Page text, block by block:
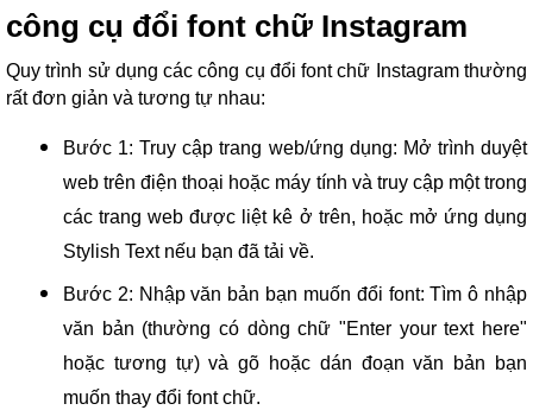
công cụ đổi font chữ Instagram
Quy trình sử dụng các công cụ đổi font chữ Instagram thường
rất đơn giản và tương tự nhau:
Bước 1: Truy cập trang web/ứng dụng: Mở trình duyệt
web trên điện thoại hoặc máy tính và truy cập một trong
các trang web được liệt kê ở trên, hoặc mở ứng dụng
Stylish Text nếu bạn đã tải về.
Bước 2: Nhập văn bản bạn muốn đổi font: Tìm ô nhập
văn bản (thường có dòng chữ "Enter your text here"
hoặc tương tự) và gõ hoặc dán đoạn văn bản bạn
muốn thay đổi font chữ.